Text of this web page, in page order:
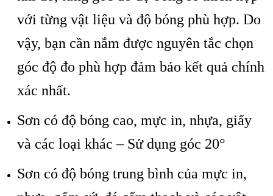
với từng vật liệu và độ bóng phù hợp. Do
vậy, bạn cần nắm được nguyên tắc chọn
góc độ đo phù hợp đảm bảo kết quả chính
xác nhất.
Sơn có độ bóng cao, mực in, nhựa, giấy
và các loại khác – Sử dụng góc 20°
Sơn có độ bóng trung bình của mực in,